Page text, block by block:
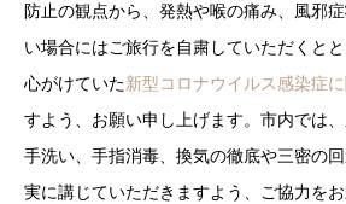
防止の観点から、発熱や喉の痛み、風邪
い場合にはご旅行を自粛していただくと
心がけていた新型コロナウイルス感染症
すよう、お願い申し上げます。市内では、
手洗い、手指消毒、換気の徹底や三密の
実に講じていただきますよう、ご協力を